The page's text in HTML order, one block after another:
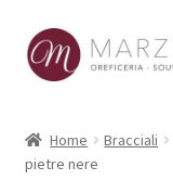
Vai
alla
Vai
al
Prodotti
Home Bracciali
pietre nere